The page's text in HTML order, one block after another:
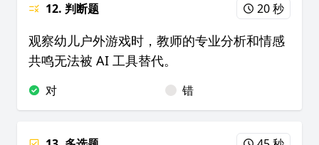
12. 判断题 20 秒
观察幼儿户外游戏时，教师的专业分析和情感
共鸣无法被 AI 工具替代。
对 错